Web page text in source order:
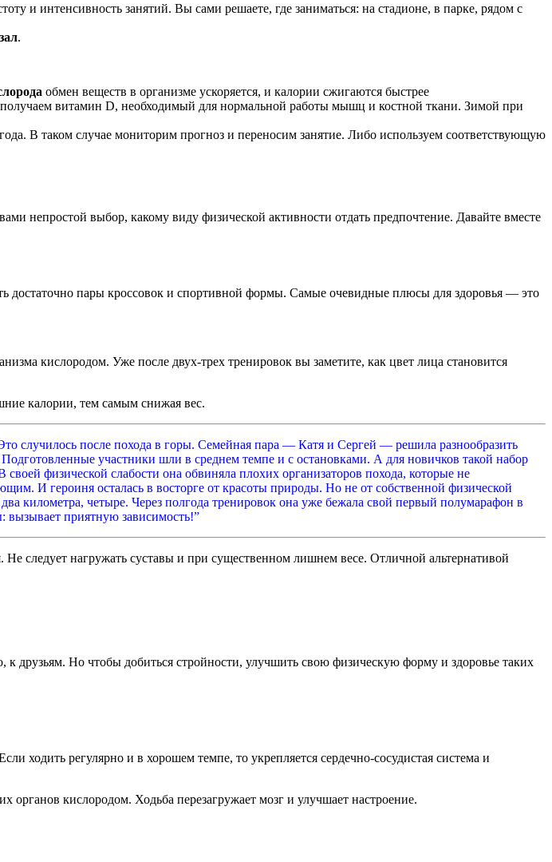
и интенсивность занятий. Вы сами решаете, где заниматься: на стадионе, в парке, рядом с
.
обмен веществ в организме ускоряется, и калории сжигаются быстрее
витамин D, необходимый для нормальной работы мышц и костной ткани. Зимой при
В таком случае мониторим прогноз и переносим занятие. Либо используем соответствующую
непростой выбор, какому виду физической активности отдать предпочтение. Давайте вместе
достаточно пары кроссовок и спортивной формы. Самые очевидные плюсы для здоровья — это
кислородом. Уже после двух-трех тренировок вы заметите, как цвет лица становится
калории, тем самым снижая вес.
после похода в горы. Семейная пара — Катя и Сергей — решила разнообразить
участники шли в среднем темпе и с остановками. А для новичков такой набор
физической слабости она обвиняла плохих организаторов похода, которые не
И героиня осталась в восторге от красоты природы. Но не от собственной физической
километра, четыре. Через полгода тренировок она уже бежала свой первый полумарафон в
вызывает приятную зависимость!”
Не следует нагружать суставы и при существенном лишнем весе. Отличной альтернативой
друзьям. Но чтобы добиться стройности, улучшить свою физическую форму и здоровье таких
ходить регулярно и в хорошем темпе, то укрепляется сердечно-сосудистая система и
кислородом. Ходьба перезагружает мозг и улучшает настроение.